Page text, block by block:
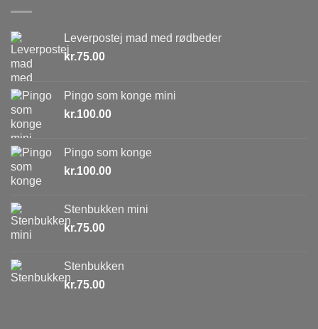
Leverpostej mad med rødbeder
kr.75.00
Pingo som konge mini
kr.100.00
Pingo som konge
kr.100.00
Stenbukken mini
kr.75.00
Stenbukken
kr.75.00